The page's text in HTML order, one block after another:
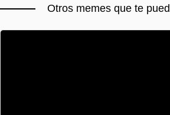
Otros memes que te